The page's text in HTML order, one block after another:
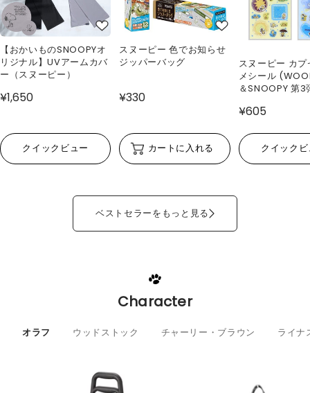
【おかいものSNOOPYオ
リジナル】UVアームカバ
ー（スヌーピー）
¥1,650
クイックビュー
スヌーピー 色でお知らせ
ジッパーバッグ
¥330
カートに入れる
スヌーピー カ
メシール
＆SNOOPY 第3
¥605
クイック
ベストセラーをもっと見る
Character
オラフ ウッドストック チャーリー・ブラウン ライナ